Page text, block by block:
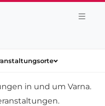
in und um Varna.